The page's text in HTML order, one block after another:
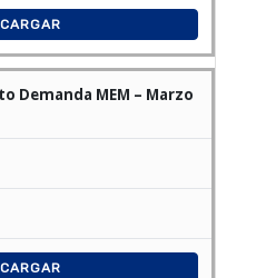
Demanda MEM – Marzo